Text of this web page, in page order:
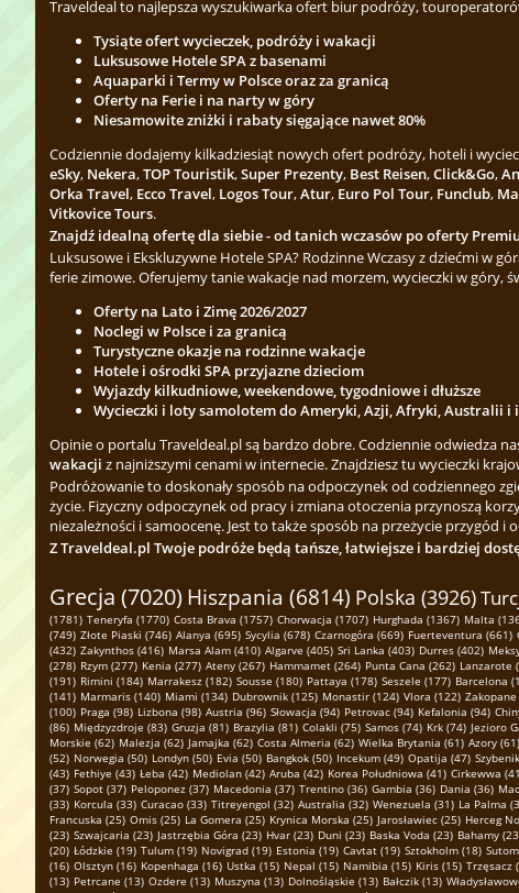
Traveldeal to najlepsza wyszukiwarka ofert biur podróży,
Tysiąte ofert wycieczek, podróży i wakacji
Luksusowe Hotele SPA z basenami
Aquaparki i Termy w Polsce oraz za granicą
Oferty na Ferie i na narty w góry
Niesamowite zniżki i rabaty sięgające nawet 80%
Codziennie dodajemy kilkadziesiąt nowych ofert podróży, hoteli i
eSky, Nekera,TOP Touristik,Super Prezenty, Best Reisen,Click&Go,
Orka Travel, Ecco Travel, Logos Tour,Atur, Euro Pol Tour, Funclub,
Vitkovice Tours.
Znajdź idealną ofertę dla siebie - od tanich wczasów po oferty
Luksusowe i Ekskluzywne Hotele SPA? Rodzinne Wczasy z dziećmi w
ferie zimowe. Oferujemy tanie wakacje nad morzem, wycieczki w góry,
Oferty na Lato i Zimę 2026/2027
Noclegi w Polsce i za granicą
Turystyczne okazje na rodzinne wakacje
Hotele i ośrodki SPA przyjazne dzieciom
Wyjazdy kilkudniowe, weekendowe, tygodniowe i dłuższe
Wycieczki i loty samolotem do Ameryki, Azji, Afryki, Australii i
Opinie o portalu Traveldeal.pl są bardzo dobre. Codziennie odwiedza
wakacji z najniższymi cenami w internecie. Znajdziesz tu wycieczki
Podróżowanie to doskonały sposób na odpoczynek od codziennego
życie. Fizyczny odpoczynek od pracy i zmiana otoczenia przynoszą
niezależności i samoocenę. Jest to także sposób na przeżycie przygód
Z Traveldeal.pl Twoje podróże będą tańsze, łatwiejsze i bardziej
Grecja (7020) Hiszpania (6814) Polska (3926)
(1781) Teneryfa (1770) Costa Brava (1757) Chorwacja (1707) Hurghada (1367) Malta
(749) Złote Piaski (746) Alanya (695) Sycylia (678) Czarnogóra (669) Fuerteventura (661)
(432) Zakynthos (416) Marsa Alam (410) Algarve (405) Sri Lanka (403) Durres (402)
(278) Rzym (277) Kenia (277) Ateny (267) Hammamet (264) Punta Cana (262) Lanzarote
(191) Rimini (184) Marrakesz (182) Sousse (180) Pattaya (178) Seszele (177) Barcelona
(141) Marmaris (140) Miami (134) Dubrownik (125) Monastir (124) Vlora (122) Zakopane
(100) Praga (98) Lizbona (98) Austria (96) Słowacja (94) Petrovac (94) Kefalonia (94)
(86) Międzyzdroje (83) Gruzja (81) Brazylia (81) Colakli (75) Samos (74) Krk (74) Jezioro
Morskie (62) Malezja (62) Jamajka (62) Costa Almeria (62) Wielka Brytania (61) Azory (61)
(52) Norwegia (50) Londyn (50) Evia (50) Bangkok (50) Incekum (49) Opatija (47)
(43) Fethiye (43) Łeba (42) Mediolan (42) Aruba (42) Korea Południowa (41) Cirkewwa
(37) Sopot (37) Peloponez (37) Macedonia (37) Trentino (36) Gambia (36) Dania (36)
(33) Korcula (33) Curacao (33) Titreyengol (32) Australia (32) Wenezuela (31) La Palma
Francuska (25) Omis (25) La Gomera (25) Krynica Morska (25) Jarosławiec (25) Herceg
(23) Szwajcaria (23) Jastrzębia Góra (23) Hvar (23) Duni (23) Baska Voda (23) Bahamy
(20) Łódzkie (19) Tulum (19) Novigrad (19) Estonia (19) Cavtat (19) Sztokholm (18)
(16) Olsztyn (16) Kopenhaga (16) Ustka (15) Nepal (15) Namibia (15) Kiris (15) Trzęsacz
(13) Petrcane (13) Ozdere (13) Muszyna (13) Dolnośląskie (13) Bałczik (13)